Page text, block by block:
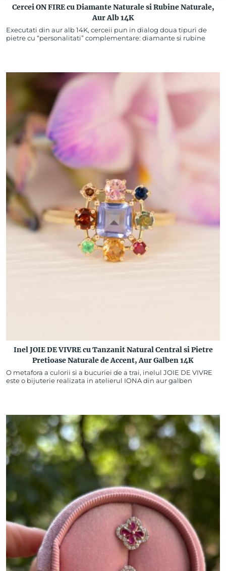
Cercei ON FIRE cu Diamante Naturale si Rubine Naturale,
Aur Alb 14K
Executati din aur alb 14K, cerceii pun in dialog doua tipuri de
pietre cu “personalitati” complementare: diamante si rubine
Inel JOIE DE VIVRE cu Tanzanit Natural Central si Pietre
Pretioase Naturale de Accent, Aur Galben 14K
O metafora a culorii si a bucuriei de a trai, inelul JOIE DE VIVRE
este o bijuterie realizata in atelierul IONA din aur galben